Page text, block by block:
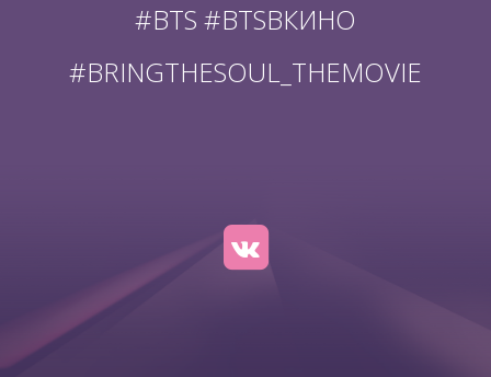
#BTS #BTSВКИНО
#BRINGTHESOUL_THEMOVIE